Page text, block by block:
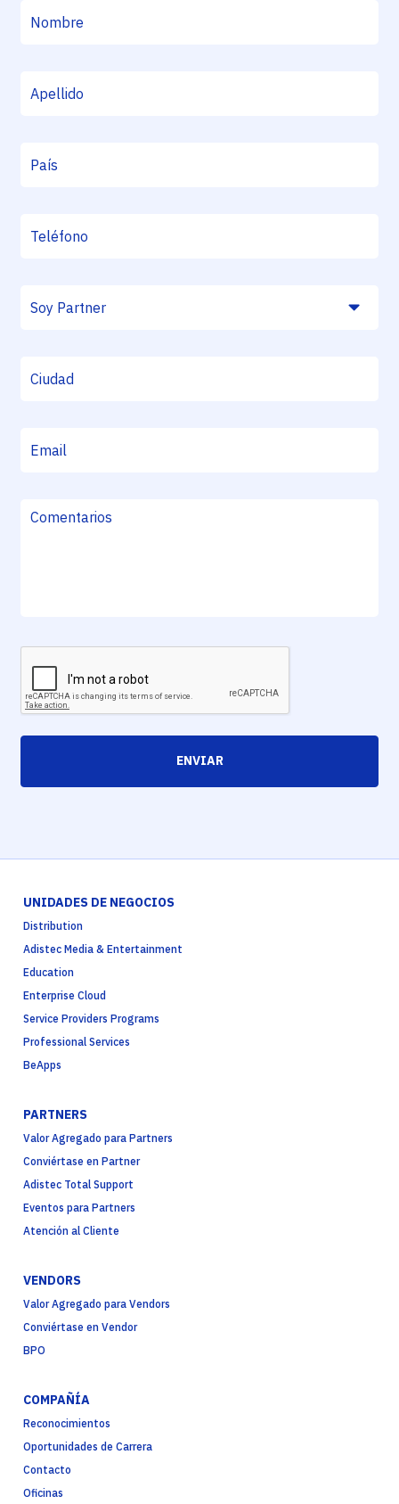
ENVIAR
UNIDADES DE NEGOCIOS
Distribution
Adistec Media & Entertainment
Education
Enterprise Cloud
Service Providers Programs
Professional Services
BeApps
PARTNERS
Valor Agregado para Partners
Conviértase en Partner
Adistec Total Support
Eventos para Partners
Atención al Cliente
VENDORS
Valor Agregado para Vendors
Conviértase en Vendor
BPO
COMPAÑÍA
Reconocimientos
Oportunidades de Carrera
Contacto
Oficinas